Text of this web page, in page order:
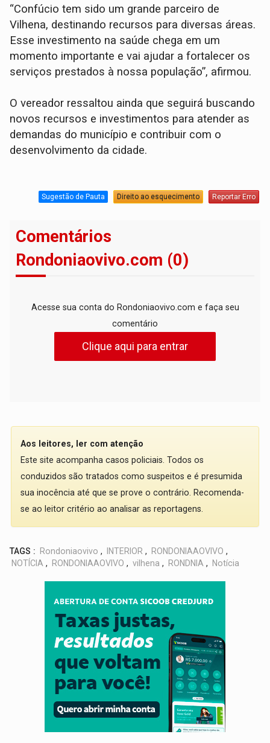
“Confúcio tem sido um grande parceiro de
Vilhena, destinando recursos para diversas áreas.
Esse investimento na saúde chega em um
momento importante e vai ajudar a fortalecer os
serviços prestados à nossa população”, afirmou.
O vereador ressaltou ainda que seguirá buscando
novos recursos e investimentos para atender as
demandas do município e contribuir com o
desenvolvimento da cidade.
Sugestão de Pauta Direito ao esquecimento Reportar Erro
Comentários
Rondoniaovivo.com (0)
Acesse sua conta do Rondoniaovivo.com e faça seu
comentário
Clique aqui para entrar
Aos leitores, ler com atenção
Este site acompanha casos policiais. Todos os
conduzidos são tratados como suspeitos e é presumida
sua inocência até que se prove o contrário. Recomenda-
se ao leitor critério ao analisar as reportagens.
TAGS : Rondoniaovivo , INTERIOR , RONDONIAAOVIVO ,
NOTÍCIA , RONDONIAAOVIVO , vilhena , RONDNIA , Notícia